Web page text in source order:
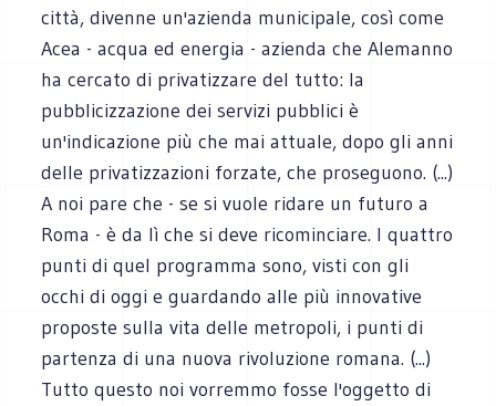
città, divenne un'azienda municipale, così come
Acea - acqua ed energia - azienda che Alemanno
ha cercato di privatizzare del tutto: la
pubblicizzazione dei servizi pubblici è
un'indicazione più che mai attuale, dopo gli anni
delle privatizzazioni forzate, che proseguono. (...)
A noi pare che - se si vuole ridare un futuro a
Roma - è da lì che si deve ricominciare. I quattro
punti di quel programma sono, visti con gli
occhi di oggi e guardando alle più innovative
proposte sulla vita delle metropoli, i punti di
partenza di una nuova rivoluzione romana. (...)
Tutto questo noi vorremmo fosse l'oggetto di